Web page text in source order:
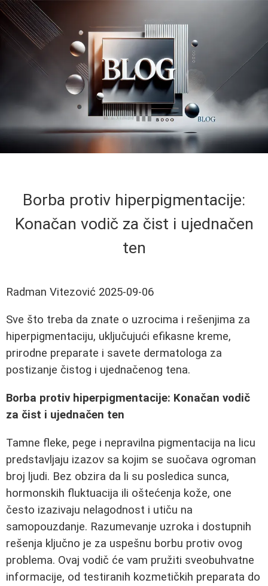
Borba protiv hiperpigmentacije:
Konačan vodič za čist i ujednačen
ten
Radman Vitezović 2025-09-06
Sve što treba da znate o uzrocima i rešenjima za
hiperpigmentaciju, uključujući efikasne kreme,
prirodne preparate i savete dermatologa za
postizanje čistog i ujednačenog tena.
Borba protiv hiperpigmentacije: Konačan vodič
za čist i ujednačen ten
Tamne fleke, pege i nepravilna pigmentacija na licu
predstavljaju izazov sa kojim se suočava ogroman
broj ljudi. Bez obzira da li su posledica sunca,
hormonskih fluktuacija ili oštećenja kože, one
često izazivaju nelagodnost i utiču na
samopouzdanje. Razumevanje uzroka i dostupnih
rešenja ključno je za uspešnu borbu protiv ovog
problema. Ovaj vodič će vam pružiti sveobuhvatne
informacije, od testiranih kozmetičkih preparata do